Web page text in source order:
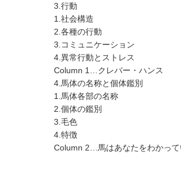
3.行動
1.社会構造
2.各種の行動
3.コミュニケーション
4.異常行動とストレス
Column 1…クレバー・ハンス
4.馬体の名称と個体鑑別
1.馬体各部の名称
2.個体の鑑別
3.毛色
4.特徴
Column 2…馬はあなたをわかって